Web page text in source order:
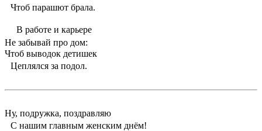
Чтоб парашют брала.
В работе и карьере
Не забывай про дом:
Чтоб выводок детишек
Цеплялся за подол.
Ну, подружка, поздравляю
С нашим главным женским днём!